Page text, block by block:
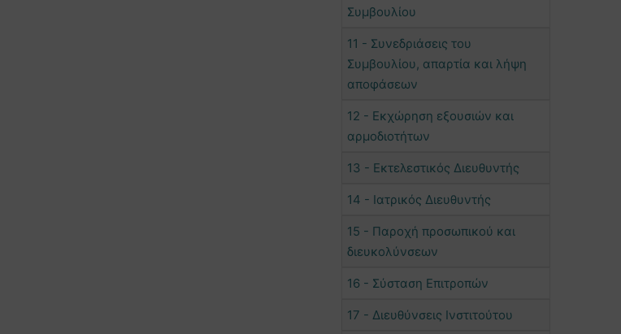
Συμβουλίου
11 - Συνεδριάσεις του
Συμβουλίου, απαρτία και λήψη
αποφάσεων
12 - Εκχώρηση εξουσιών και
αρμοδιοτήτων
13 - Εκτελεστικός Διευθυντής
14 - Ιατρικός Διευθυντής
15 - Παροχή προσωπικού και
διευκολύνσεων
16 - Σύσταση Επιτροπών
17 - Διευθύνσεις Ινστιτούτου